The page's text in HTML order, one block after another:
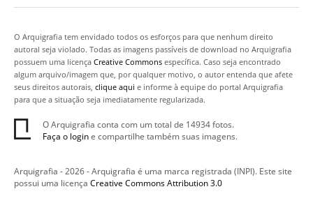
O Arquigrafia tem envidado todos os esforços para que nenhum direito
autoral seja violado. Todas as imagens passíveis de download no Arquigrafia
possuem uma licença Creative Commons específica. Caso seja encontrado
algum arquivo/imagem que, por qualquer motivo, o autor entenda que afete
seus direitos autorais, clique aqui e informe à equipe do portal Arquigrafia
para que a situação seja imediatamente regularizada.
O Arquigrafia conta com um total de 14934 fotos.
Faça o logine compartilhe também suas imagens.
Arquigrafia - 2026 - Arquigrafia é uma marca registrada (INPI). Este site
possui uma licença Creative Commons Attribution 3.0